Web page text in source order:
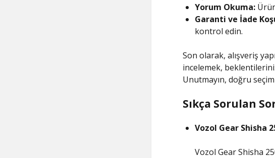
Yorum Okuma:
Garanti ve İade
kontrol edin.
Son olarak, alışveriş
incelemek,
Unutmayın, doğru
Sıkça Sorulan
Vozol Gear Shisha
Vozol Gear Shisha